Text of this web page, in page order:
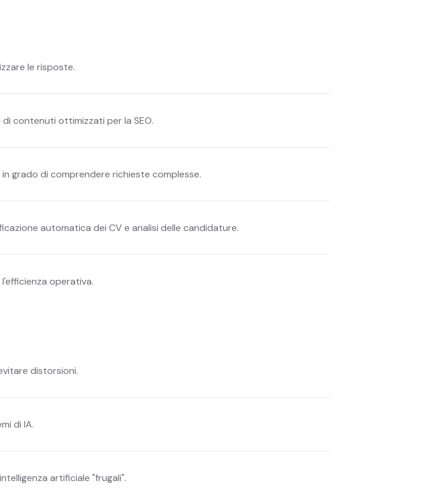
le risposte.
contenuti ottimizzati per la SEO.
grado di comprendere richieste complesse.
automatica dei CV e analisi delle candidature.
operativa.
distorsioni.
di IA.
artificiale "frugali".